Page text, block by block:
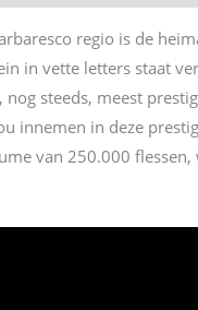
regio is de
in vette letters staat
steeds, meest
innemen in deze
van 250.000